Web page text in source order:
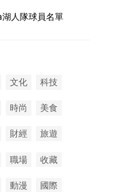
人隊球員名單
文化 科技
時尚 美食
財經 旅遊
職場 收藏
動漫 國際